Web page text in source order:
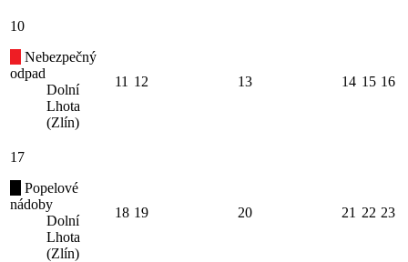
10
Nebezpečný
odpad
Dolní
Lhota
(Zlín)
11 12 13 14 15 16
17
Popelové
nádoby
Dolní
Lhota
(Zlín)
18 19 20 21 22 23